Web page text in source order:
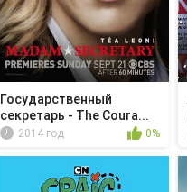
Государственный
секретарь - The Coura...
2014 год 0%